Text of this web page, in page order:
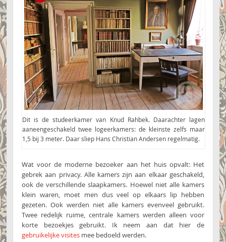
Dit is de studeerkamer van Knud Rahbek. Daarachter lagen
aaneengeschakeld twee logeerkamers: de kleinste zelfs maar
1,5 bij 3 meter. Daar sliep Hans Christian Andersen regelmatig.
Wat voor de moderne bezoeker aan het huis opvalt: Het
gebrek aan privacy. Alle kamers zijn aan elkaar geschakeld,
ook de verschillende slaapkamers. Hoewel niet alle kamers
klein waren, moet men dus veel op elkaars lip hebben
gezeten. Ook werden niet alle kamers evenveel gebruikt.
Twee redelijk ruime, centrale kamers werden alleen voor
korte bezoekjes gebruikt. Ik neem aan dat hier de
gebruikelijke visites mee bedoeld werden.